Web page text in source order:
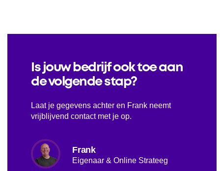
Is jouw bedrijf ook toe aan
de volgende stap?
Laat je gegevens achter en Frank neemt
vrijblijvend contact met je op.
Frank
Eigenaar & Online Strateeg